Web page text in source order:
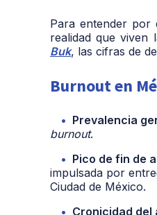
Para entender por
realidad que viven
Buk, las cifras de
Burnout en
Prevalencia
burnout.
Pico de fin de
impulsada por
Ciudad de México.
Cronicidad del